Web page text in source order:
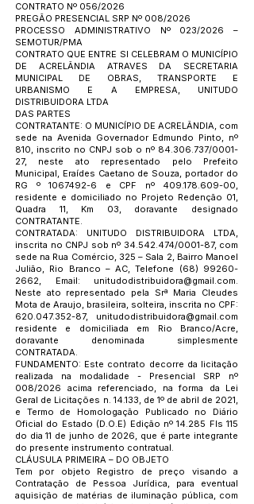
CONTRATO Nº 056/2026
PREGÃO PRESENCIAL SRP Nº 008/2026
PROCESSO ADMINISTRATIVO Nº 023/2026 –
SEMOTUR/PMA
CONTRATO QUE ENTRE SI CELEBRAM O MUNICÍPIO
DE ACRELÂNDIA ATRAVES DA SECRETARIA
MUNICIPAL DE OBRAS, TRANSPORTE E
URBANISMO E A EMPRESA, UNITUDO
DISTRIBUIDORA LTDA
DAS PARTES
CONTRATANTE: O MUNICÍPIO DE ACRELÂNDIA, com
sede na Avenida Governador Edmundo Pinto, nº
810, inscrito no CNPJ sob o nº 84.306.737/0001-
27, neste ato representado pelo Prefeito
Municipal, Eraídes Caetano de Souza, portador do
RG º 1067492-6 e CPF nº 409.178.609-00,
residente e domiciliado no Projeto Redenção 01,
Quadra 11, Km 03, doravante designado
CONTRATANTE.
CONTRATADA: UNITUDO DISTRIBUIDORA LTDA,
inscrita no CNPJ sob nº 34.542.474/0001-87, com
sede na Rua Comércio, 325 – Sala 2, Bairro Manoel
Julião, Rio Branco – AC, Telefone (68) 99260-
2662, Email: unitudodistribuidora@gmail.com.
Neste ato representado pela Srª Maria Cleudes
Mota de Araujo, brasileira, solteira, inscrita no CPF:
620.047.352-87, unitudodistribuidora@gmail.com
residente e domiciliada em Rio Branco/Acre,
doravante denominada simplesmente
CONTRATADA.
FUNDAMENTO: Este contrato decorre da licitação
realizada na modalidade - Presencial SRP nº
008/2026 acima referenciado, na forma da Lei
Geral de Licitações n. 14.133, de 1º de abril de 2021,
e Termo de Homologação Publicado no Diário
Oficial do Estado (D.O.E) Edição nº 14.285 Fls 115
do dia 11 de junho de 2026, que é parte integrante
do presente instrumento contratual.
CLÁUSULA PRIMEIRA – DO OBJETO
Tem por objeto Registro de preço visando a
Contratação de Pessoa Jurídica, para eventual
aquisição de matérias de iluminação pública, com